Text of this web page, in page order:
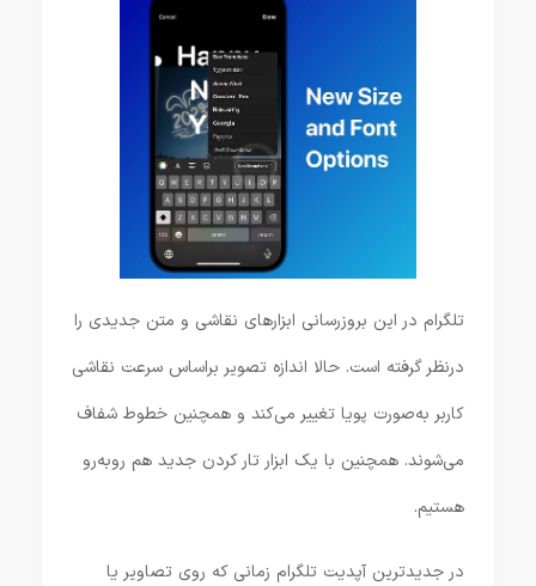
تلگرام در این بروزرسانی ابزارهای نقاشی و متن جدیدی را
درنظر گرفته است. حالا اندازه تصویر براساس سرعت نقاشی
کاربر به‌صورت پویا تغییر می‌کند و همچنین خطوط شفاف
می‌شوند. همچنین با یک ابزار تار کردن جدید هم روبه‌رو
هستیم.
در جدیدترین آپدیت تلگرام زمانی که روی تصاویر یا